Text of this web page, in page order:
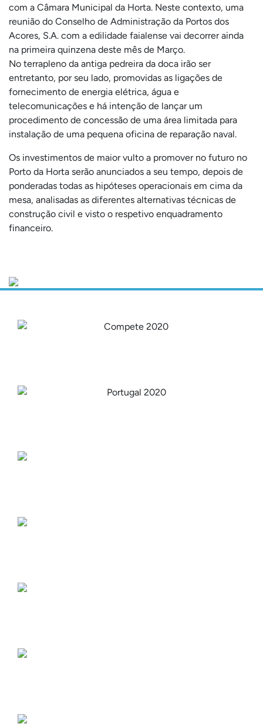
com a Câmara Municipal da Horta. Neste contexto, uma
reunião do Conselho de Administração da Portos dos
Acores, S.A. com a edilidade faialense vai decorrer ainda
na primeira quinzena deste mês de Março.
No terrapleno da antiga pedreira da doca irão ser
entretanto, por seu lado, promovidas as ligações de
fornecimento de energia elétrica, água e
telecomunicações e há intenção de lançar um
procedimento de concessão de uma área limitada para
instalação de uma pequena oficina de reparação naval.
Os investimentos de maior vulto a promover no futuro no
Porto da Horta serão anunciados a seu tempo, depois de
ponderadas todas as hipóteses operacionais em cima da
mesa, analisadas as diferentes alternativas técnicas de
construção civil e visto o respetivo enquadramento
financeiro.